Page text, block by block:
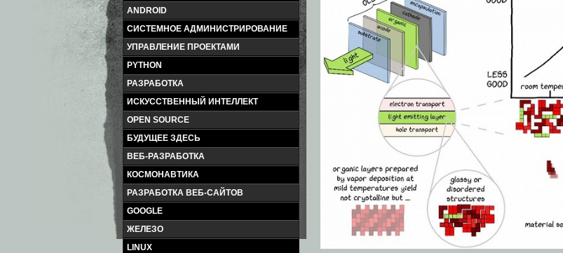
ANDROID
СИСТЕМНОЕ АДМИНИСТРИРОВАНИЕ
УПРАВЛЕНИЕ ПРОЕКТАМИ
PYTHON
РАЗРАБОТКА
ИСКУССТВЕННЫЙ ИНТЕЛЛЕКТ
OPEN SOURCE
БУДУЩЕЕ ЗДЕСЬ
ВЕБ-РАЗРАБОТКА
КОСМОНАВТИКА
РАЗРАБОТКА ВЕБ-САЙТОВ
GOOGLE
ЖЕЛЕЗО
LINUX